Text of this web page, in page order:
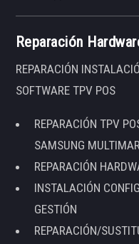
Reparación
REPARACIÓN
SOFTWARE TPV POS
REPARACIÓN TPV
SAMSUNG
REPARACIÓN
INSTALACIÓN
GESTIÓN
REPARACIÓN/